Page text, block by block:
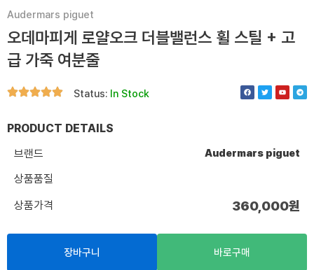
Audermars piguet
오데마피게 로얄오크 더블밸런스 휠 스틸 + 고
급 가죽 여분줄
Status: In Stock
F
a
c
T
w
i
Y
o
u
T
e
l
PRODUCT DETAILS
브랜드
Audermars piguet
상품품질
상품가격
360,000원
장바구니 바로구매